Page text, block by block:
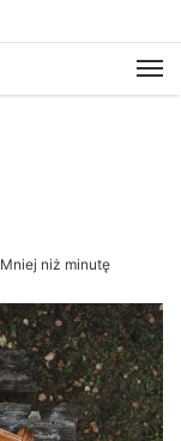
Mniej niż minutę